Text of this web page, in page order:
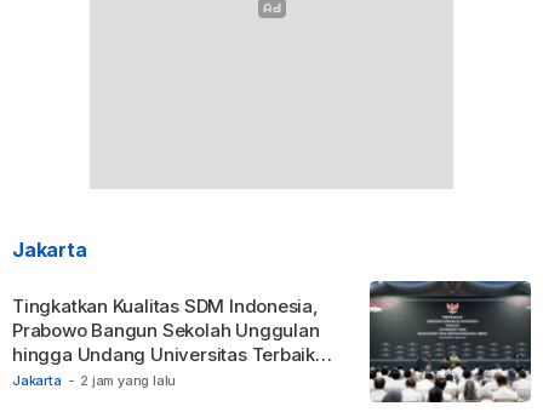
Jakarta
Jakarta - 2 jam yang lalu
Tingkatkan Kualitas SDM Indonesia,
Prabowo Bangun Sekolah Unggulan
hingga Undang Universitas Terbaik
Dunia.